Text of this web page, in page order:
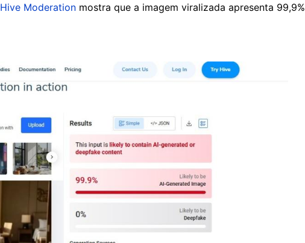
Hive Moderation mostra que a imagem viralizada apresenta 99,9%